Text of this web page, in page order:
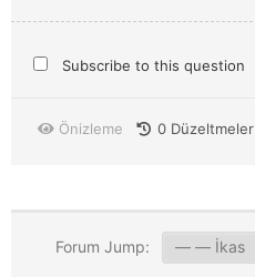
Subscribe to this question
Önizleme 0Düzeltmeler
Forum Jump: